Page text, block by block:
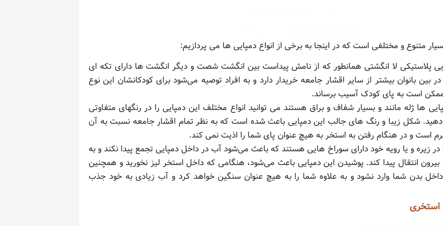
متنوع و مختلفی است که در اینجا به برخی از انواع دمپایی ها می پردازیم:
پلاستیکی لا انگشتی همانطور که از نامش پیداست بین انگشت شصت و دیگر انگشت ها دارای تکه ای
بین بانوان بیشتر از سایر اقشار جامعه خریدار دارد و به افراد توصیه می‌شود برای کودکانشان این نوع
ممکن است به پای کودک آسیب برساند.
ها ژله مانند و بسیار شفاف و براق هستند می توانید انواع مختلف این دمپایی را در رنگهای متفاوتی
دهید. شکل زیبا و رنگ های جالب این دمپایی باعث شده است که به نظر تمام اقشار جامعه نسبت به آن
است و در هنگام رفتن به استخر به هیچ عنوان پای شما را اذیت نمی کند.
در زیره و یا رویه خود دارای سوراخ هایی هستند که باعث می‌شود آب در داخل دمپایی تجمع پیدا نکند و به
انتقال پیدا کند. پوشیدن این دمپایی باعث می‌شود، هنگامی که داخل استخر لیز نخورید و همچنین
بدن شما وارد نشود و به علاوه شما را به هیچ عنوان سنگین خواهد کرد و آب زیادی به خود جذب
استخری